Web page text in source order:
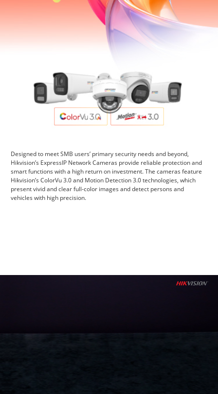
Designed to meet SMB users’ primary security needs and beyond,
Hikvision’s ExpressIP Network Cameras provide reliable protection and
smart functions with a high return on investment. The cameras feature
Hikvision’s ColorVu 3.0 and Motion Detection 3.0 technologies, which
present vivid and clear full-color images and detect persons and
vehicles with high precision.